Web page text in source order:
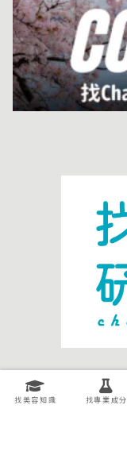
關於我們
聯絡我們
找美容知識 找專業成分